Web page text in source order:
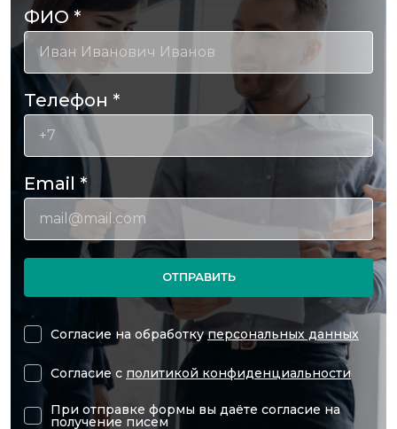
ФИО*
Телефон *
Email *
ОТПРАВИТЬ
Согласие на обработкуперсональных данных
Согласие с политикой конфиденциальности
При отправке формы вы даёте согласие на
получение писем